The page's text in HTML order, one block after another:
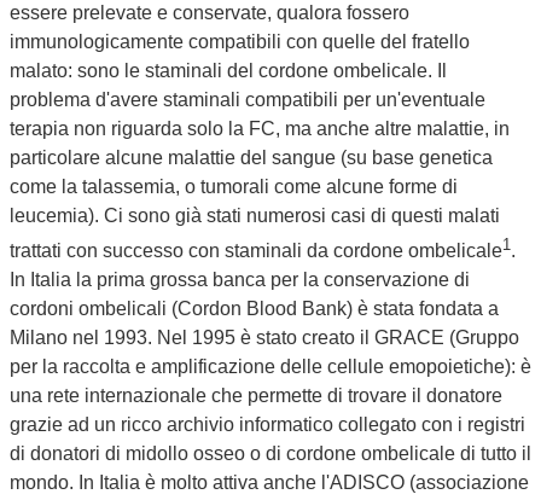
essere prelevate e conservate, qualora fossero
immunologicamente compatibili con quelle del fratello
malato: sono le staminali del cordone ombelicale. Il
problema d'avere staminali compatibili per un'eventuale
terapia non riguarda solo la FC, ma anche altre malattie, in
particolare alcune malattie del sangue (su base genetica
come la talassemia, o tumorali come alcune forme di
leucemia). Ci sono già stati numerosi casi di questi malati
trattati con successo con staminali da cordone ombelicale1 .
In Italia la prima grossa banca per la conservazione di
cordoni ombelicali (Cordon Blood Bank) è stata fondata a
Milano nel 1993. Nel 1995 è stato creato il GRACE (Gruppo
per la raccolta e amplificazione delle cellule emopoietiche): è
una rete internazionale che permette di trovare il donatore
grazie ad un ricco archivio informatico collegato con i registri
di donatori di midollo osseo o di cordone ombelicale di tutto il
mondo. In Italia è molto attiva anche l'ADISCO (associazione